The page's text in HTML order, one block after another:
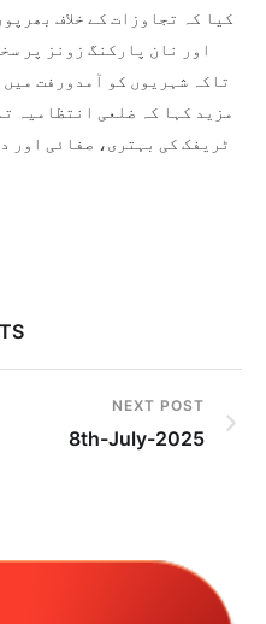
کیا کہ تجاوزات کے خلاف
اور نان پارکنگ زونز پر
تاکہ شہریوں کو آمدورفت
مزید کہا کہ ضلعی انتظامیہ
ٹریفک کی بہتری، صفائی اور
NEXT POST
8th-July-2025